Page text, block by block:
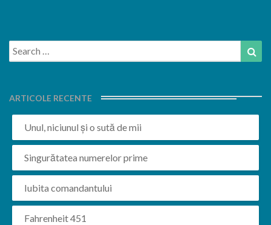
Search
for:
ARTICOLE RECENTE
Unul, niciunul și o sută de mii
Singurătatea numerelor prime
Iubita comandantului
Fahrenheit 451